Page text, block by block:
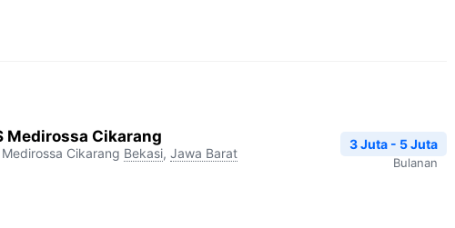
Medirossa Cikarang
Cikarang Bekasi, Jawa Barat
3 Juta - 5 Juta
Bulanan